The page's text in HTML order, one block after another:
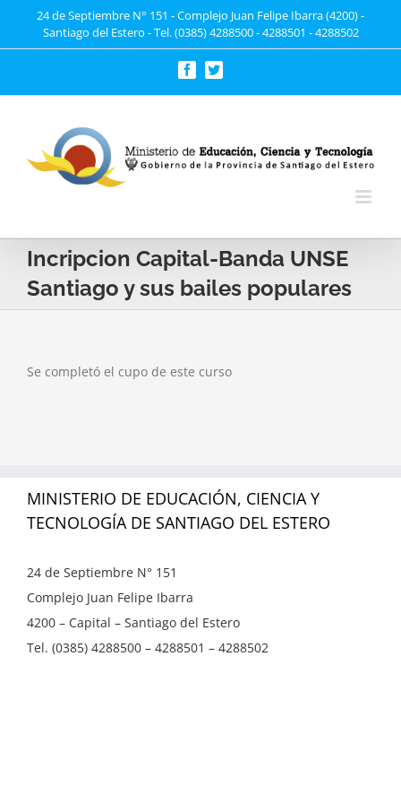
24 de Septiembre N° 151 - Complejo Juan Felipe Ibarra (4200) -
Santiago del Estero - Tel. (0385) 4288500 - 4288501 - 4288502
FacebookTwitter
Incripcion Capital-Banda UNSE
Santiago y sus bailes populares
Se completó el cupo de este curso
MINISTERIO DE EDUCACIÓN, CIENCIA Y
TECNOLOGÍA DE SANTIAGO DEL ESTERO
24 de Septiembre N° 151
Complejo Juan Felipe Ibarra
4200 – Capital – Santiago del Estero
Tel. (0385) 4288500 – 4288501 – 4288502